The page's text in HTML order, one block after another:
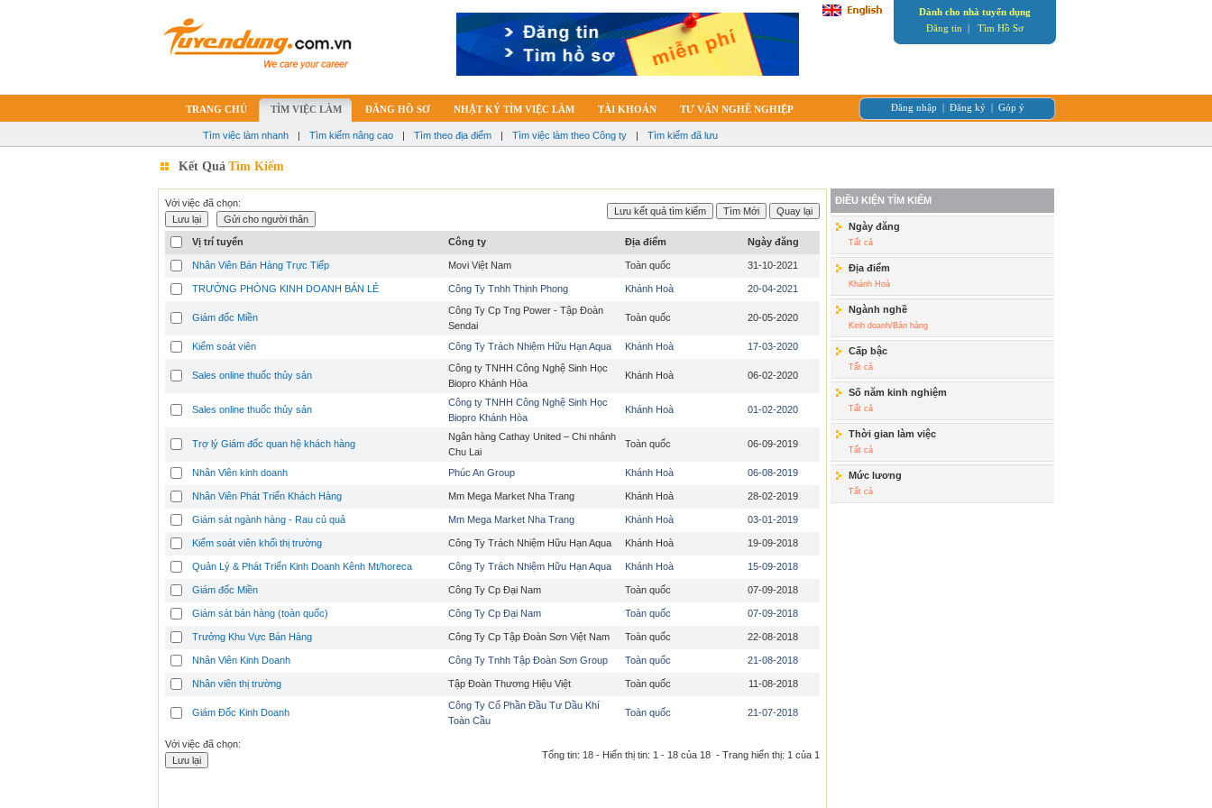
Dành cho nhà tuyển dụng
Đăng tin | Tìm Hồ Sơ
TRANG CHỦ TÌM VIỆC LÀM ĐĂNG HỒ SƠ NHẬT KÝ TÌM VIỆC LÀM TÀI KHOẢN TƯ VẤN NGHỀ NGHIỆP Đăng nhập | Đăng ký | Góp ý
Tìm việc làm nhanh | Tìm kiếm nâng cao | Tìm theo địa điểm | Tìm việc làm theo Công ty | Tìm kiếm đã lưu
Kết Quả Tìm Kiếm
Với việc đã chọn:
Vị trí tuyển Công ty Địa điểm Ngày đăng
Nhân Viên Bán Hàng Trực Tiếp Movi Việt Nam Toàn quốc 31-10-2021
TRƯỞNG PHÒNG KINH DOANH BÁN LẺ Công Ty Tnhh Thịnh Phong Khánh Hoà 20-04-2021
Giám đốc Miền
Công Ty Cp Tng Power - Tập Đoàn
Sendai
Toàn quốc 20-05-2020
Kiểm soát viên Công Ty Trách Nhiệm Hữu Hạn Aqua Khánh Hoà 17-03-2020
Sales online thuốc thủy sản
Công ty TNHH Công Nghệ Sinh Học
Biopro Khánh Hòa
Khánh Hoà 06-02-2020
Sales online thuốc thủy sản
Công ty TNHH Công Nghệ Sinh Học
Biopro Khánh Hòa
Khánh Hoà 01-02-2020
Trợ lý Giám đốc quan hệ khách hàng
Ngân hàng Cathay United – Chi nhánh
Chu Lai
Toàn quốc 06-09-2019
Nhân Viên kinh doanh Phúc An Group Khánh Hoà 06-08-2019
Nhân Viên Phát Triển Khách Hàng Mm Mega Market Nha Trang Khánh Hoà 28-02-2019
Giám sát ngành hàng - Rau củ quả Mm Mega Market Nha Trang Khánh Hoà 03-01-2019
Kiểm soát viên khối thị trường Công Ty Trách Nhiệm Hữu Hạn Aqua Khánh Hoà 19-09-2018
Quản Lý & Phát Triển Kinh Doanh Kênh Mt/horeca Công Ty Trách Nhiệm Hữu Hạn Aqua Khánh Hoà 15-09-2018
Giám đốc Miền Công Ty Cp Đại Nam Toàn quốc 07-09-2018
Giám sát bán hàng (toàn quốc) Công Ty Cp Đại Nam Toàn quốc 07-09-2018
Trưởng Khu Vực Bán Hàng Công Ty Cp Tập Đoàn Sơn Việt Nam Toàn quốc 22-08-2018
Nhân Viên Kinh Doanh Công Ty Tnhh Tập Đoàn Sơn Group Toàn quốc 21-08-2018
Nhân viên thị trường Tập Đoàn Thương Hiệu Việt Toàn quốc 11-08-2018
Giám Đốc Kinh Doanh
Công Ty Cổ Phần Đầu Tư Dầu Khí
Toàn Cầu
Toàn quốc 21-07-2018
Với việc đã chọn:
Tổng tin: 18 - Hiển thị tin: 1 - 18 của 18 - Trang hiển thị: 1 của 1
ĐIỀU KIỆN TÌM KIẾM
Ngày đăng
Tất cả
Địa điểm
Khánh Hoà
Ngành nghề
Kinh doanh/Bán hàng
Cấp bậc
Tất cả
Số năm kinh nghiệm
Tất cả
Thời gian làm việc
Tất cả
Mức lương
Tất cả